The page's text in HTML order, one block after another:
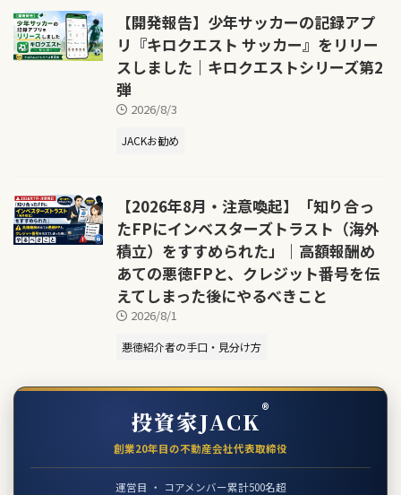
【開発報告】少年サッカーの記録アプ
リ『キロクエスト サッカー』をリリー
スしました｜キロクエストシリーズ第2
弾
2026/8/3
JACKお勧め
【2026年8月・注意喚起】「知り合っ
たFPにインベスターズトラスト（海外
積立）をすすめられた」｜高額報酬め
あての悪徳FPと、クレジット番号を伝
えてしまった後にやるべきこと
2026/8/1
悪徳紹介者の手口・見分け方
投資家JACK®
創業20年目の不動産会社代表取締役
運営目 ・ コアメンバー累計500名超